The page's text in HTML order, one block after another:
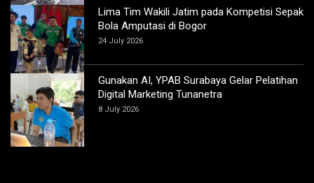
Lima Tim Wakili Jatim pada Kompetisi Sepak
Bola Amputasi di Bogor
24 July 2026
Gunakan AI, YPAB Surabaya Gelar Pelatihan
Digital Marketing Tunanetra
8 July 2026